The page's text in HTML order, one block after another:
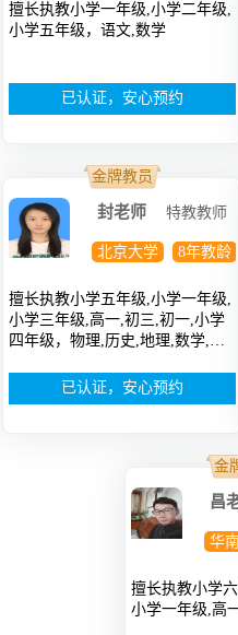
擅长执教小学一年级,小学二年级,
小学五年级，语文,数学
已认证，安心预约
金牌教员
封老师 特教教师
北京大学 8年教龄
擅长执教小学五年级,小学一年级,
小学三年级,高一,初三,初一,小学
四年级，物理,历史,地理,数学,政
已认证，安心预约
金
昌
华
擅长执教小学
小学一年级,高